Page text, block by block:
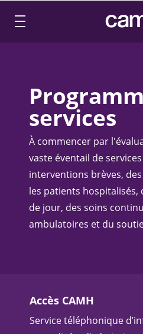
CAMH
services
À commencer par
vaste éventail de
interventions brèves,
les patients hospitalisés,
de jour, des soins
ambulatoires et du
Accès CAMH
Service téléphonique